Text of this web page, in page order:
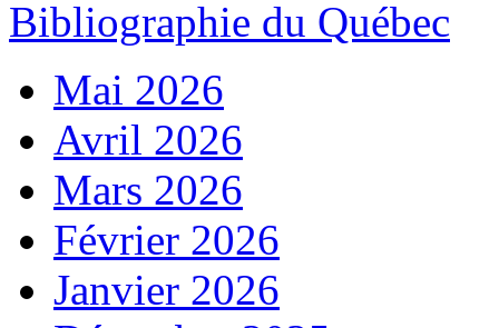
Bibliographie du Québec
Mai 2026
Avril 2026
Mars 2026
Février 2026
Janvier 2026